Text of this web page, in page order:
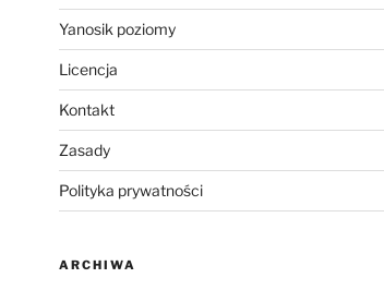
Yanosik poziomy
Licencja
Kontakt
Zasady
Polityka prywatności
ARCHIWA